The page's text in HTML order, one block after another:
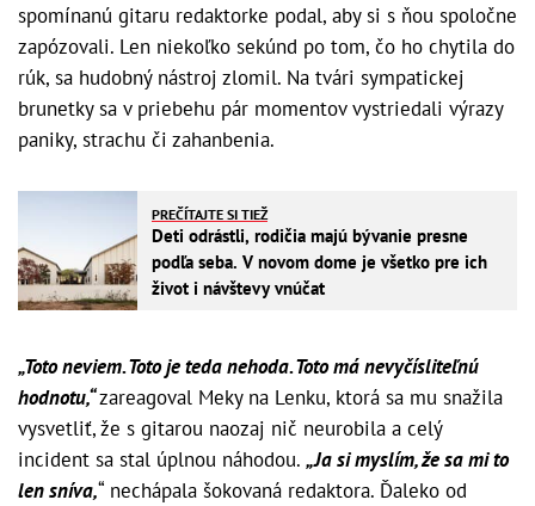
spomínanú gitaru redaktorke podal, aby si s ňou spoločne
zapózovali. Len niekoľko sekúnd po tom, čo ho chytila do
rúk, sa hudobný nástroj zlomil. Na tvári sympatickej
brunetky sa v priebehu pár momentov vystriedali výrazy
paniky, strachu či zahanbenia.
PREČÍTAJTE SI TIEŽ
Deti odrástli, rodičia majú bývanie presne
podľa seba. V novom dome je všetko pre ich
život i návštevy vnúčat
„Toto neviem. Toto je teda nehoda. Toto má nevyčísliteľnú
hodnotu,“zareagoval Meky na Lenku, ktorá sa mu snažila
vysvetliť, že s gitarou naozaj nič neurobila a celý
incident sa stal úplnou náhodou. „Ja si myslím, že sa mi to
len sníva,“ nechápala šokovaná redaktora. Ďaleko od